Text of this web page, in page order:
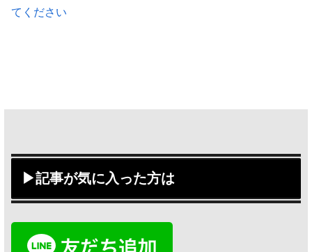
格
てください
▶記事が気に入った方は